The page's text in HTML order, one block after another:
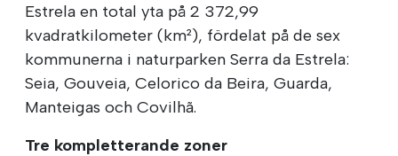
Estrela en total yta på 2 372,99
kvadratkilometer (km²), fördelat på de sex
kommunerna i naturparken Serra da Estrela:
Seia, Gouveia, Celorico da Beira, Guarda,
Manteigas och Covilhã.
Tre kompletterande zoner